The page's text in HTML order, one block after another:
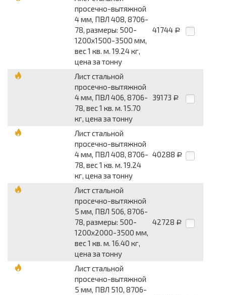
просечно-вытяжной
4 мм, ПВЛ 408, 8706-
78, размеры: 500-
1200x1500-3500 мм,
вес 1 кв. м. 19.24 кг,
цена за тонну
41744 Р
Лист стальной
просечно-вытяжной
4 мм, ПВЛ 406, 8706-
78, вес 1 кв. м. 15.70
кг, цена за тонну
39173 Р
Лист стальной
просечно-вытяжной
4 мм, ПВЛ 408, 8706-
78, вес 1 кв. м. 19.24
кг, цена за тонну
40288 Р
Лист стальной
просечно-вытяжной
5 мм, ПВЛ 506, 8706-
78, размеры: 500-
1200x2000-3500 мм,
вес 1 кв. м. 16.40 кг,
цена за тонну
42728 Р
Лист стальной
просечно-вытяжной
5 мм, ПВЛ 510, 8706-